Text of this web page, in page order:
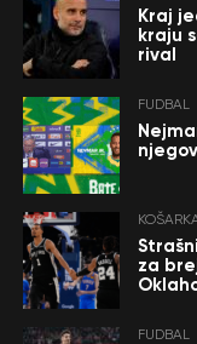
Kraj
kraju
rival
FUDBAL
za
FUDBAL